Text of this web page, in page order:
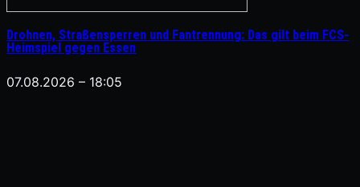
Drohnen, Straßensperren und Fantrennung: Das gilt beim FCS-
Heimspiel gegen Essen
07.08.2026 – 18:05